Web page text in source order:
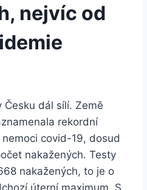
nejvíc od
Česku dál sílí. Země
rekordní
covid-19, dosud
nakažených. Testy
nakažených, to je o